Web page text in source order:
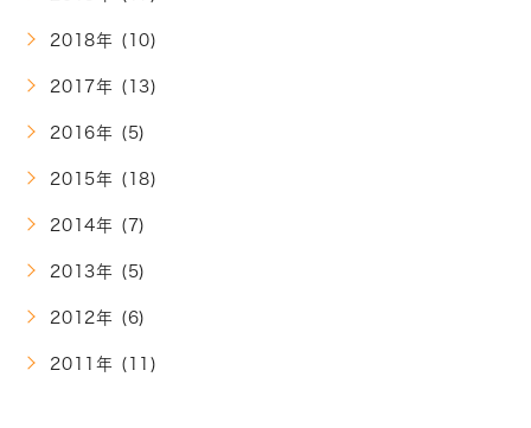
2018年 (10)
2017年 (13)
2016年 (5)
2015年 (18)
2014年 (7)
2013年 (5)
2012年 (6)
2011年 (11)